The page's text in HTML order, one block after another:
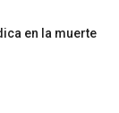
en la muerte